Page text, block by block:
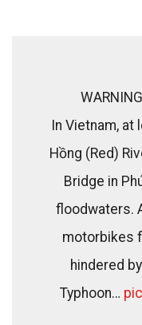
In Vietnam,
Hồng (Red)
Bridge in
floodwaters.
motorbikes
hindered
Typhoon…